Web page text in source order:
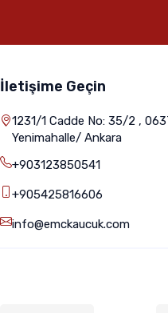
İletişime Geçin
1231/1 Cadde No: 35/2 ,
Yenimahalle/ Ankara
+903123850541
+905425816606
info@emckaucuk.com